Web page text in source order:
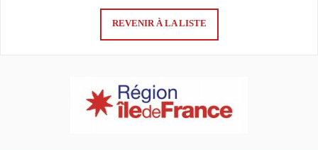
REVENIR À LA LISTE